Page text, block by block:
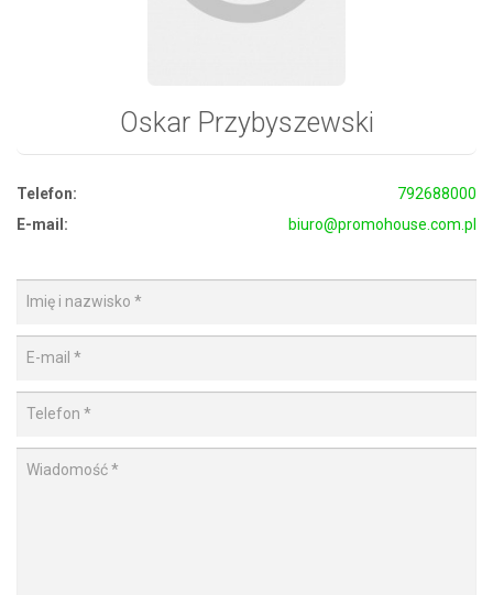
Oskar Przybyszewski
Telefon:
792688000
E-mail:
biuro@promohouse.com.pl